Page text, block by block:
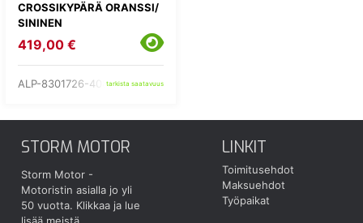
CROSSIKYPÄRÄ ORANSSI/
SININEN
419,00 €
ALP-8301726-408-tarkista saatavuus
STORM MOTOR
Storm Motor -
Motoristin asialla jo yli
50 vuotta. Klikkaa ja lue
LINKIT
Toimitusehdot
Maksuehdot
Työpaikat